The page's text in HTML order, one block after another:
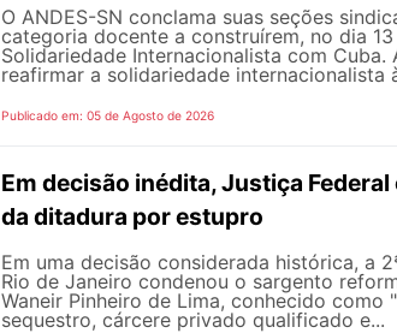
O ANDES-SN conclama suas seções
categoria docente a construírem, no dia
Solidariedade Internacionalista com Cuba.
reafirmar a solidariedade internacionalista
Publicado em: 05 de Agosto de 2026
Em decisão inédita, Justiça
da ditadura por estupro
Em uma decisão considerada histórica, a
Rio de Janeiro condenou o sargento
Waneir Pinheiro de Lima, conhecido como
sequestro, cárcere privado qualificado e...